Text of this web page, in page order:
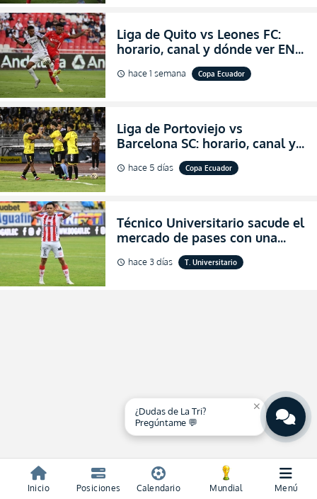
Liga de Quito vs Leones FC:
horario, canal y dónde ver EN
VIVO los octavos de final de la
Copa Ecuador 2026
schedule hace 1 semana Copa Ecuador
Liga de Portoviejo vs
Barcelona SC: horario, canal y
dónde ver EN VIVO los octavos
de final de la Copa Ecuador
schedule hace 5 días Copa Ecuador
Técnico Universitario sacude el
mercado de pases con una
verdadera revolución para
asegurar la permanencia
schedule hace 3 días T. Universitario
Inicio Posiciones Calendario Mundial Menú
close
¿Dudas de La Tri?
Pregúntame 💬